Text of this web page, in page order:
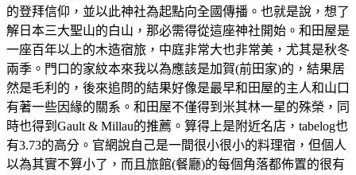
的登拜信仰，並以此神社為起點向全國傳播。也就是說，想了
解日本三大聖山的白山，那必需得從這座神社開始。和田屋是
一座百年以上的木造宿旅，中庭非常大也非常美，尤其是秋冬
兩季。門口的家紋本來我以為應該是加賀(前田家)的，結果居
然是毛利的，後來追問的結果好像是最早和田屋的主人和山口
有著一些因緣的關系。和田屋不僅得到米其林一星的殊榮，同
時也得到Gault & Millau的推薦。算得上是附近名店，tabelog也
有3.73的高分。官網說自己是一間很小很小的料理宿，但個人
以為其實不算小了，而且旅館(餐廳)的每個角落都佈置的很有